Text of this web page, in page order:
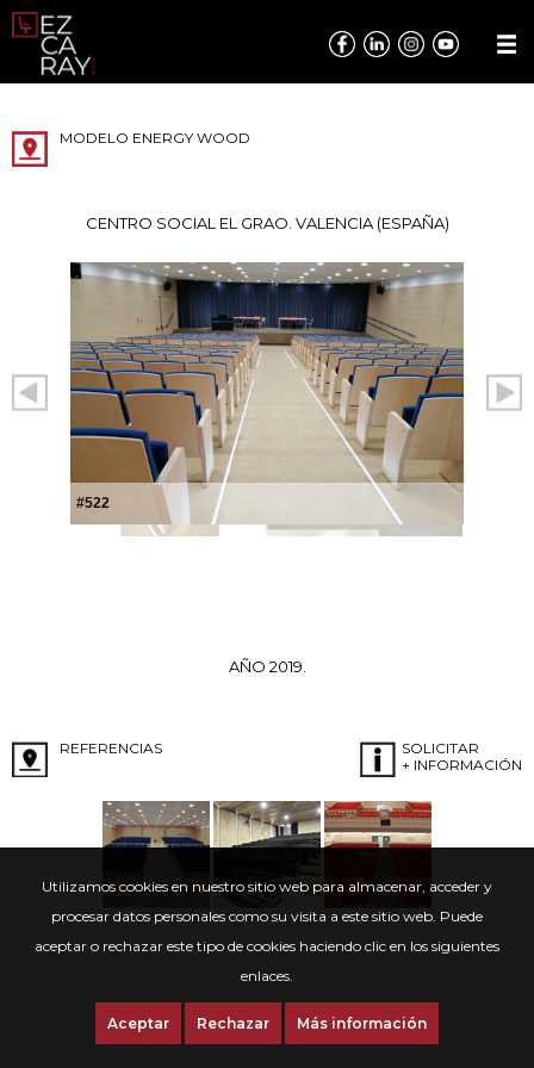
Utilizamos cookies en nuestro sitio web para almacenar, acceder y
procesar datos personales como su visita a este sitio web. Puede
aceptar o rechazar este tipo de cookies haciendo clic en los siguientes
enlaces.
Aceptar Rechazar Más información
MODELO ENERGY WOOD
CENTRO SOCIAL EL GRAO. VALENCIA (ESPAÑA)
#522
AÑO 2019.
REFERENCIAS
SOLICITAR
+ INFORMACIÓN